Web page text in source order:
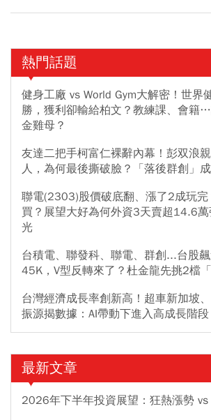
熱門話題
健身工廠 vs World Gym大解密！世界
勝，獲利卻輸給柏文？教練課、會籍
金雞母？
友達二把手柯富仁裸辭內幕！彭双浪
人，為何最後撕破臉？「落後群創」
聯電(2303)股價破底翻、漲了2成玩
買？展望大好為何外資3天賣超14.6
光
台積電、聯發科、聯電、群創...台股
45K，V型反轉來了？杜金龍先挑2檔「
台灣經濟成長率創新高！超車新加坡
振源揭數據：AI帶動下進入高成長階段
最新文章
2026年下半年投資展望：狂熱漲勢